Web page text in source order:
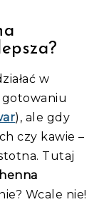
w
), ale gdy
czy kawie –
Tutaj
Wcale nie!